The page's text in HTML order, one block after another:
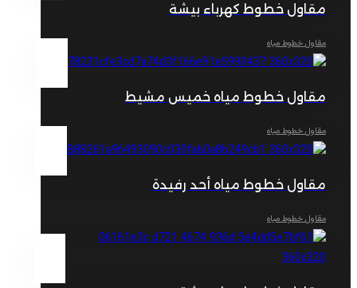
مقاول خطوط كهرباء بيشة
مقاول خطوط مياه
مقاول خطوط مياه خميس مشيط
مقاول خطوط مياه
مقاول خطوط مياه أحد رفيدة
مقاول خطوط مياه